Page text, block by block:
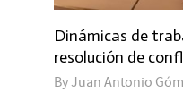
Dinámicas de
resolución de
ByJuan Antonio